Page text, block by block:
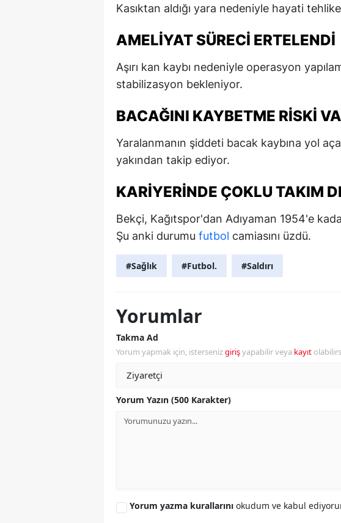
Kasıktan aldığı yara nedeniyle hayati
AMELIYAT SÜRECI ERTELENDI
Aşırı kan kaybı nedeniyle operasyon
stabilizasyon bekleniyor.
BACAĞINI KAYBETME RISKI
Yaralanmanın şiddeti bacak kaybına yol
yakından takip ediyor.
KARIYERINDE ÇOKLU TAKIM
Bekçi, Kağıtspor'dan Adıyaman 1954'e
Şu anki durumu futbol camiasını üzdü.
#Sağlık #Futbol. #Saldırı
Yorumlar
Takma Ad
Yorum yapmak için, istersenizgirişyapabilir veya kayıt
Yorum Yazın (500 Karakter)
Yorum yazma kurallarını okudum ve kabul